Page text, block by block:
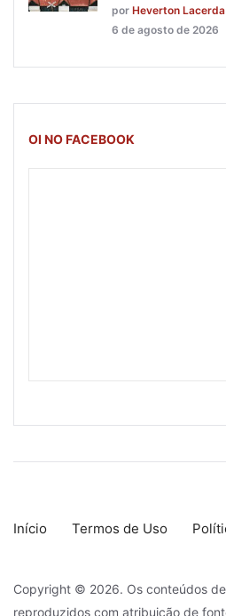
por Heverton Lacerda
6 de agosto de 2026
OI NO FACEBOOK
Início Termos de Uso
Copyright © 2026. Os conteúdos
reproduzidos com atribuição de